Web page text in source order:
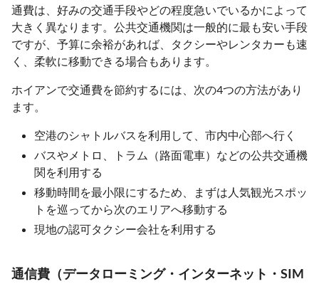
通費は、好みの交通手段やどの程度急いでいるかによって
大きく異なります。公共交通機関は一般的に最も安い手段
ですが、予算に余裕があれば、タクシーやレンタカーも速
く、柔軟に移動できる場合もあります。
ホイアンで交通費を節約するには、次の4つの方法があり
ます。
空港のシャトルバスを利用して、市内中心部へ行く
バスやメトロ、トラム（路面電車）などの公共交通機
関を利用する
移動時間を最小限にするため、まずは人気観光スポッ
トを巡ってから次のエリアへ移動する
現地の認可タクシー会社を利用する
通信費（データローミング・インターネット・SIM